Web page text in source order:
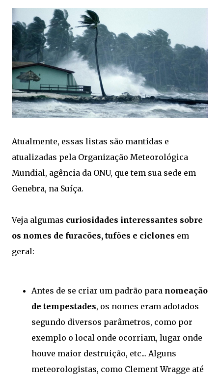
Atualmente, essas listas são mantidas e
atualizadas pela Organização Meteorológica
Mundial, agência da ONU, que tem sua sede em
Genebra, na Suíça.
Veja algumas curiosidades interessantes sobre
os nomes de furacões, tufões e ciclones em
geral:
Antes de se criar um padrão para nomeação
de tempestades, os nomes eram adotados
segundo diversos parâmetros, como por
exemplo o local onde ocorriam, lugar onde
houve maior destruição, etc... Alguns
meteorologistas, como Clement Wragge até